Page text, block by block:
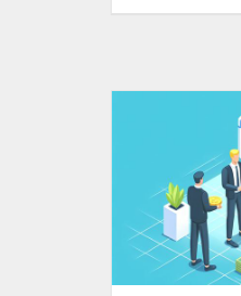
praktické
šetřit a
rozpočtem.